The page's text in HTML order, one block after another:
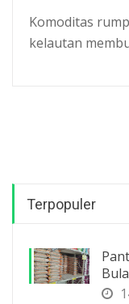
Komoditas
kelautan
Terpopuler